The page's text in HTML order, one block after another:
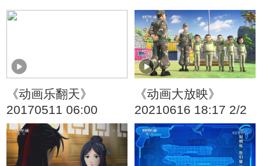
《动画乐翻天》
20170511 06:00
《动画大放映》
20210616 18:17 2/2